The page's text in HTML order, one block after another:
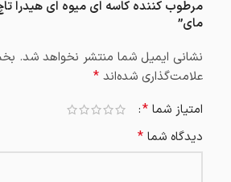
مای”
نشانی ایمیل شما منتشر نخواهد شد.
علامت‌گذاری شده‌اند *
امتیاز شما *
دیدگاه شما *